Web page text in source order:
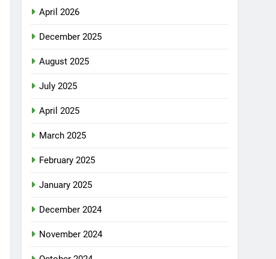
April 2026
December 2025
August 2025
July 2025
April 2025
March 2025
February 2025
January 2025
December 2024
November 2024